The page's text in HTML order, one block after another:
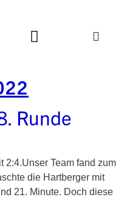
Runde
2:4.Unser Team fand zum
die Hartberger mit
21. Minute. Doch diese